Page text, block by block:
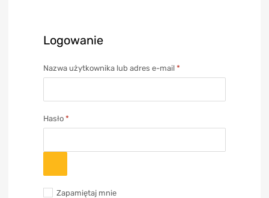
Logowanie
Nazwa użytkownika lub adres e-mail *
Hasło *
Zapamiętaj mnie